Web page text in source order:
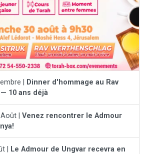
|
Dinner d'hommage au Rav
10 ans déjà
| Venez rencontrer le Admour
|
Le Admour de Ungvar recevra en